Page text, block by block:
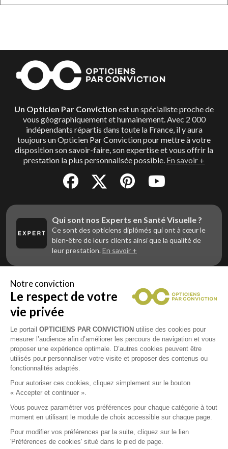
Un Opticien Par Conviction est un spécialiste proche de
vous géographiquement et humainement. Avec 2 000
indépendants répartis dans toute la France, il y aura
toujours un Opticien Par Conviction pour mettre à votre
disposition son savoir-faire, son expertise et vous offrir la
prestation la plus personnalisée possible. En savoir +
Qui sont nos Experts en Santé Visuelle ?
Ce sont des opticiens diplômés qui ont à cœur le
bien-être de leurs clients ainsi que la qualité de
leur prestation. En savoir +
Vous êtes un professionnel de la vue et
vous souhaitez nous rejoindre ?
Contactez Alliance Optic, la centrale d’achats et
d’accompagnement des opticiens indépendants
Notre conviction
Le respect de votre
vie privée
Le portail OPTICIENS PAR CONVICTION utilise des cookies pour
mesurer l’audience afin d’améliorer les parcours de navigation et vous
proposer une expérience optimale. D’autres cookies peuvent être
utilisés pour personnaliser votre visite et proposer des contenus ou
fonctionnalités adaptés.
Pour autoriser ces cookies, cliquez simplement sur le bouton
« Accepter et continuer ».
Vous pouvez paramétrer vos préférences pour chaque catégorie à tout
moment en utilisant le module de choix accessible sur chaque page.
Pour modifier vos préférences par la suite, cliquez sur le lien
'Préférences de cookies' situé dans le pied de page.